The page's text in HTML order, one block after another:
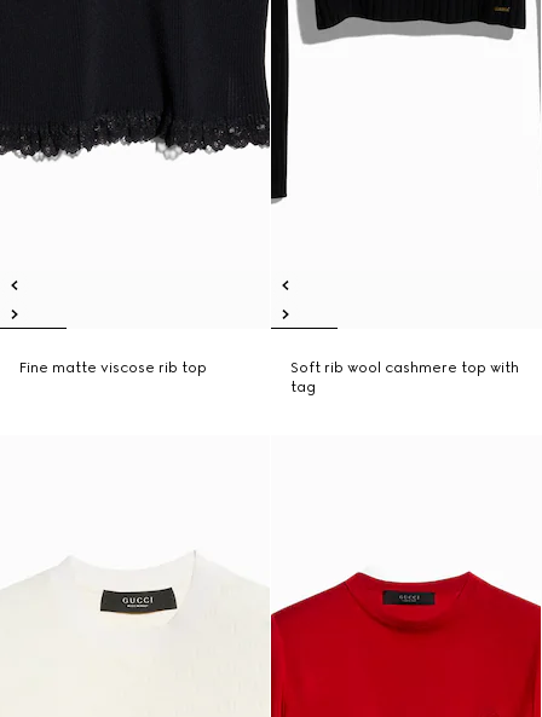
Fine matte viscose rib top
Soft rib wool cashmere top with
tag